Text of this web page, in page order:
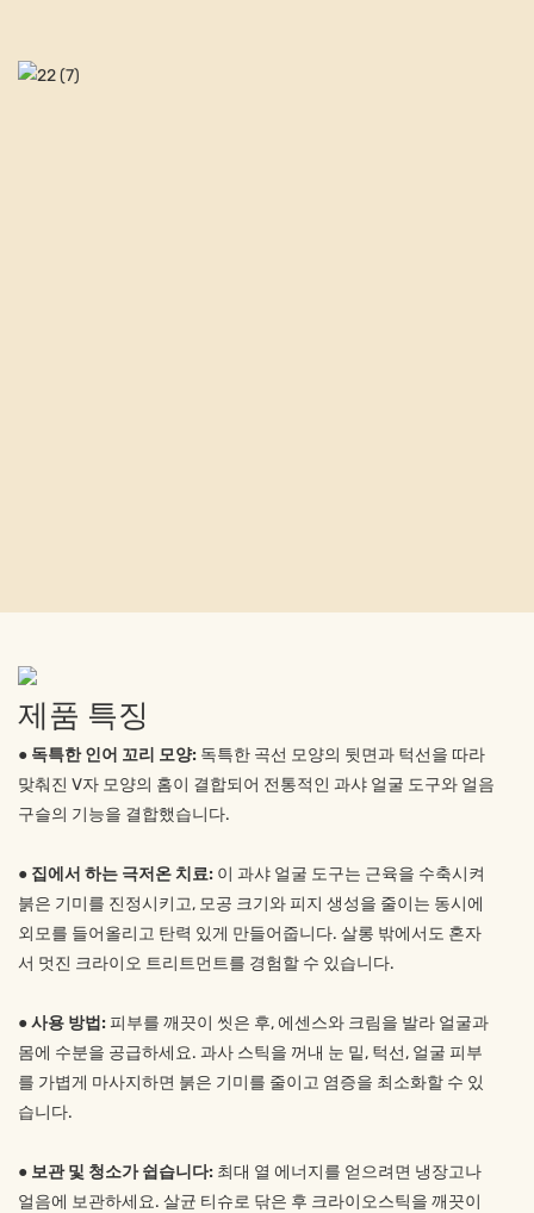
제품 특징
● 독특한 인어 꼬리 모양: 독특한 곡선 모양의 뒷면과 턱선을 따라
맞춰진 V자 모양의 홈이 결합되어 전통적인 과샤 얼굴 도구와 얼음
구슬의 기능을 결합했습니다.
● 집에서 하는 극저온 치료: 이 과샤 얼굴 도구는 근육을 수축시켜
붉은 기미를 진정시키고, 모공 크기와 피지 생성을 줄이는 동시에
외모를 들어올리고 탄력 있게 만들어줍니다. 살롱 밖에서도 혼자
서 멋진 크라이오 트리트먼트를 경험할 수 있습니다.
●사용 방법:피부를 깨끗이 씻은 후, 에센스와 크림을 발라 얼굴과
몸에 수분을 공급하세요. 과사 스틱을 꺼내 눈 밑, 턱선, 얼굴 피부
를 가볍게 마사지하면 붉은 기미를 줄이고 염증을 최소화할 수 있
습니다.
● 보관 및 청소가 쉽습니다: 최대 열 에너지를 얻으려면 냉장고나
얼음에 보관하세요. 살균 티슈로 닦은 후 크라이오스틱을 깨끗이